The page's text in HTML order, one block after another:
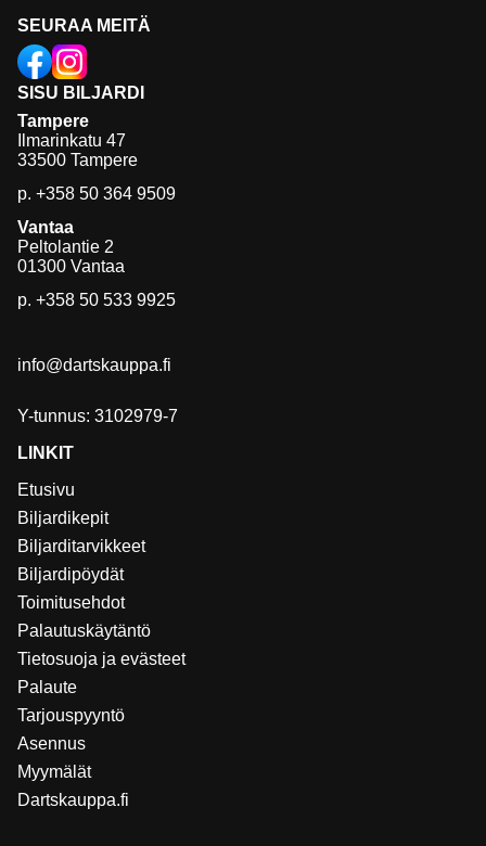
SISU BILJARDI
Tampere
Ilmarinkatu 47
33500 Tampere
p. +358 50 364 9509
Vantaa
Peltolantie 2
01300 Vantaa
p. +358 50 533 9925
info@dartskauppa.fi
Y-tunnus: 3102979-7
SEURAA MEITÄ
LINKIT
Etusivu
Biljardikepit
Biljarditarvikkeet
Biljardipöydät
Toimitusehdot
Palautuskäytäntö
Tietosuoja ja evästeet
Palaute
Tarjouspyyntö
Asennus
Myymälät
Dartskauppa.fi